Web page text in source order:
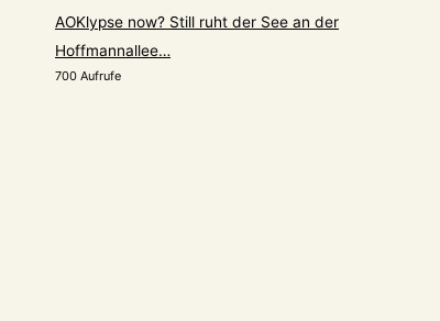
AOKlypse now? Still ruht der See an der
Hoffmannallee…
700 Aufrufe